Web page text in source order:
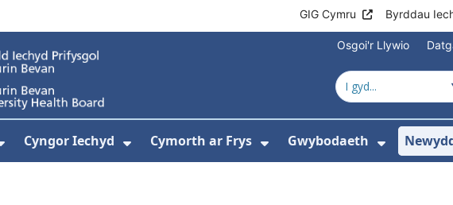
GIG Cymru Byrddau
Osgoi'r Llywio
Dangos isddewislen ar gyfer Amdanom Ni
Cyngor Iechyd
Dangos isddewislen ar gyfer Cyngor
Cymorth ar Frys
Dangos isddewislen ar
Gwybodaeth
Dangos